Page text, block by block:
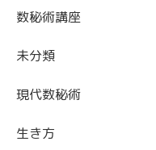
数秘術講座
未分類
現代数秘術
生き方